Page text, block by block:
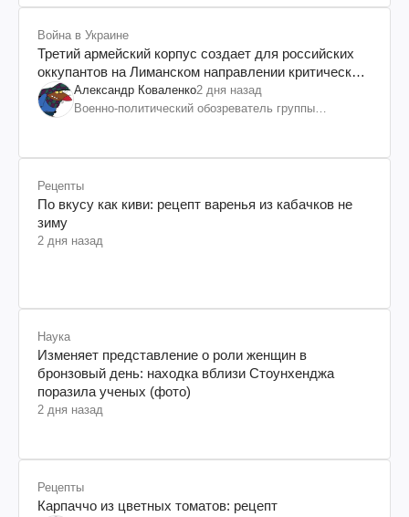
Война в Украине
Третий армейский корпус создает для российских
оккупантов на Лиманском направлении критический
дискомфорт: как это удалось
Александр Коваленко2 дня назад
Военно-политический обозреватель группы
Рецепты
По вкусу как киви: рецепт варенья из кабачков не
зиму
2 дня назад
Наука
Изменяет представление о роли женщин в
бронзовый день: находка вблизи Стоунхенджа
поразила ученых (фото)
2 дня назад
Рецепты
Карпаччо из цветных томатов: рецепт